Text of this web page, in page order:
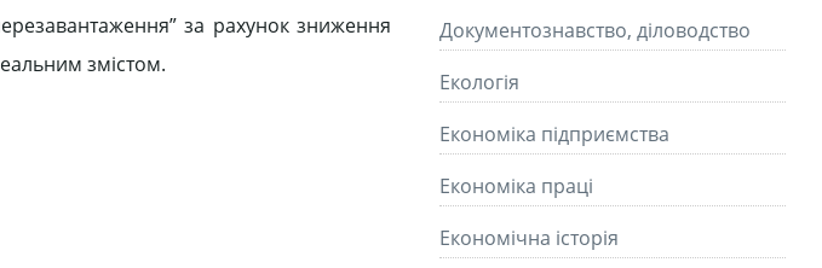
за рахунок зниження
змістом.
Документознавство, діловодство
Екологія
Економіка підприємства
Економіка праці
Економічна історія